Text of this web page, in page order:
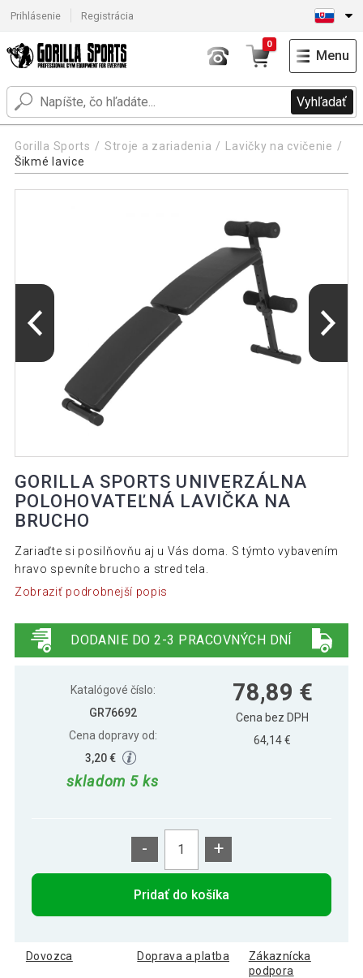
Prihlásenie Registrácia
Vyhľadať
0
Menu
Gorilla Sports Stroje a zariadenia
Lavičky na cvičenie
Šikmé lavice
GORILLA SPORTS UNIVERZÁLNA
POLOHOVATEĽNÁ LAVIČKA NA
BRUCHO
Zariaďte si posilňovňu aj u Vás doma. S týmto vybavením
hravo spevníte brucho a stred tela.
Zobraziť podrobnejší popis
DODANIE DO 2-3 PRACOVNÝCH DNÍ
Katalógové číslo:
GR76692
Cena dopravy od:
3,20 €
skladom 5 ks
78,89 €
Cena bez DPH
64,14 €
- +
Pridať do košíka
Dovozca Doprava a platba
Zákaznícka
podpora